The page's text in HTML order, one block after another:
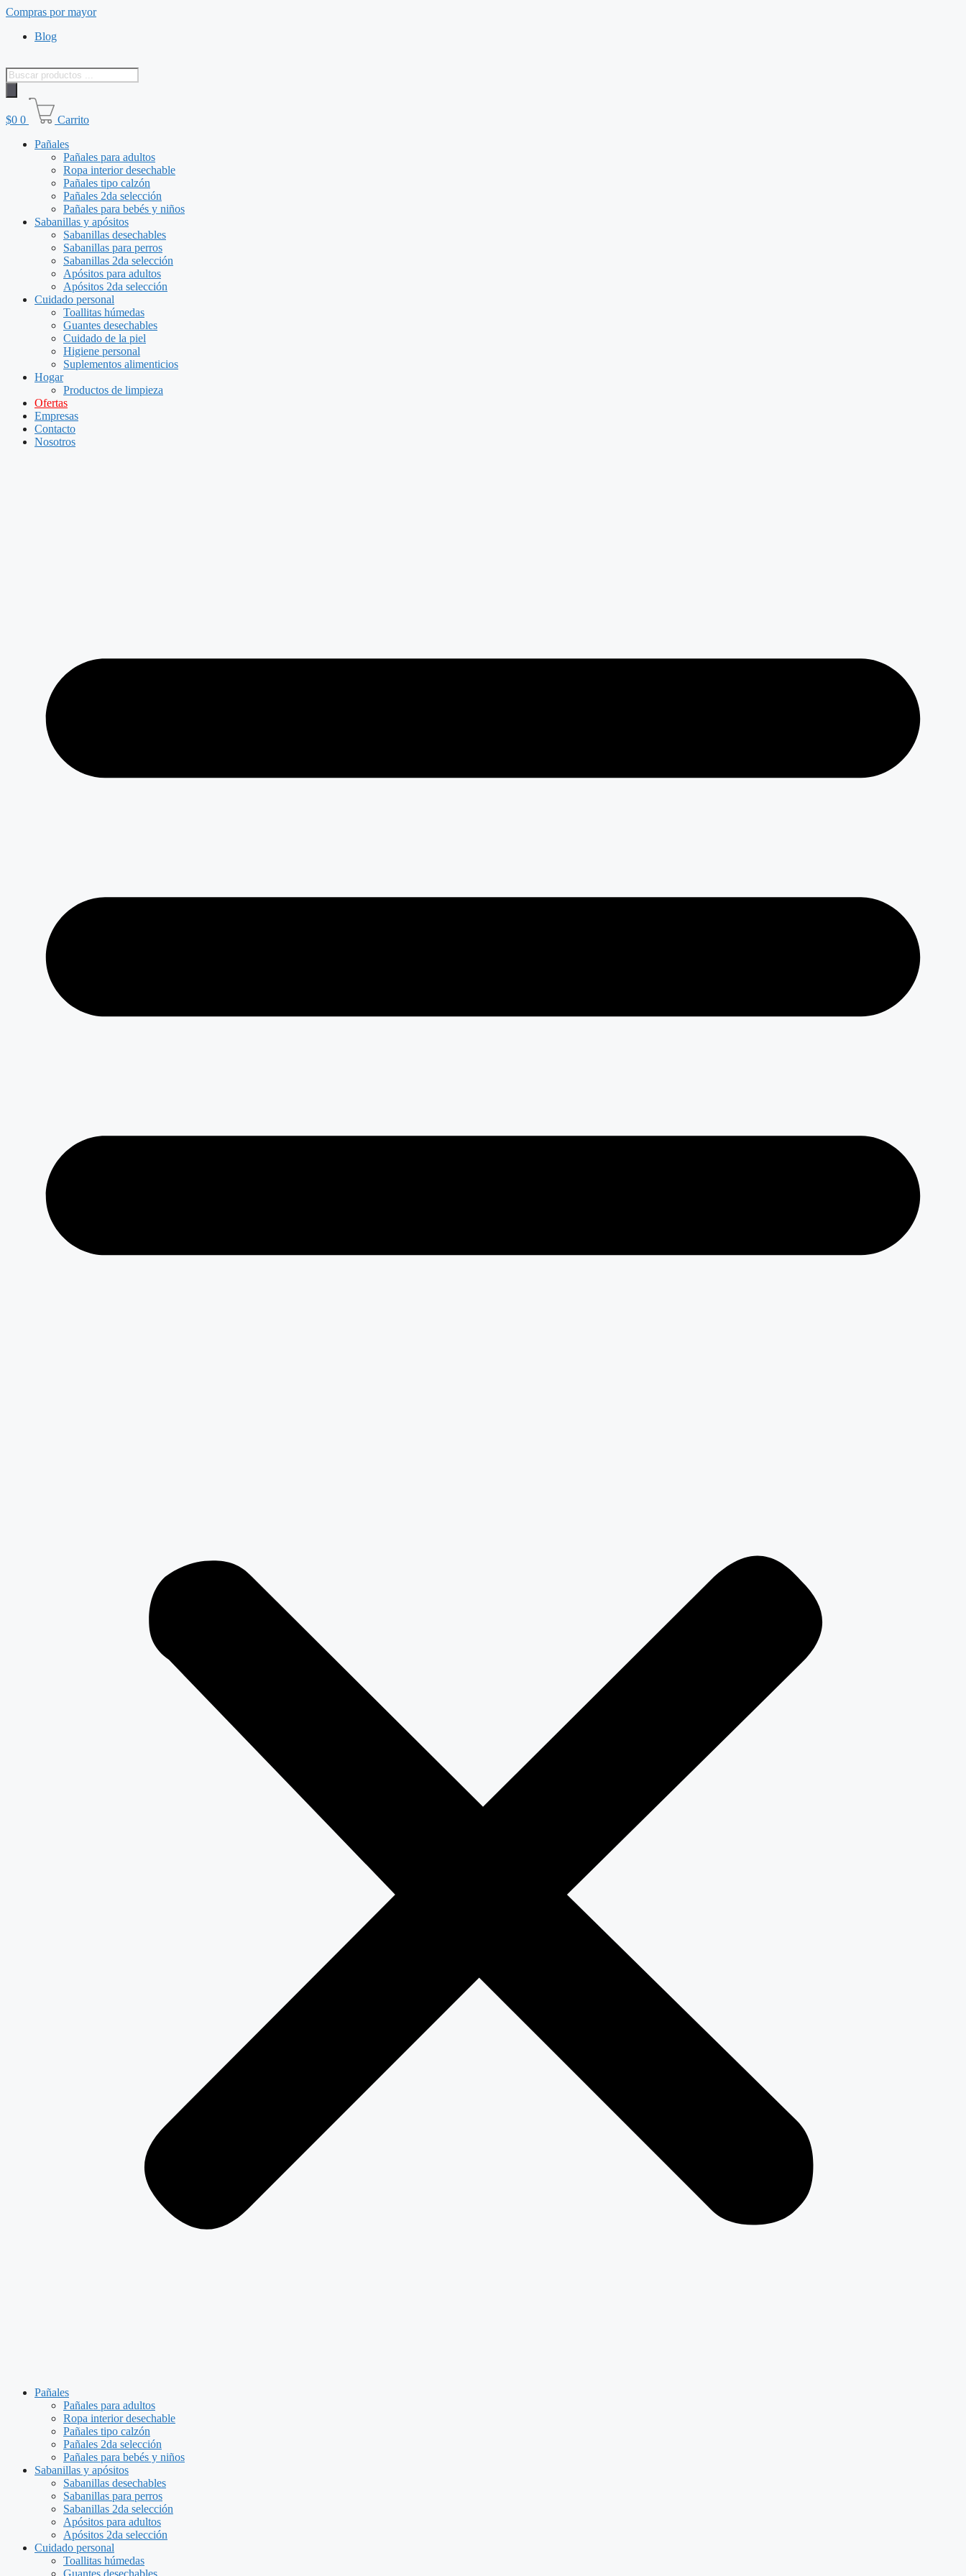
Saltar
contenido
Compras por mayor
Blog
Búsqueda
de
productos
$0 0
Carrito
Pañales
Pañales para adultos
Ropa interior desechable
Pañales tipo calzón
Pañales 2da selección
Pañales para bebés y niños
Sabanillas y apósitos
Sabanillas desechables
Sabanillas para perros
Sabanillas 2da selección
Apósitos para adultos
Apósitos 2da selección
Cuidado personal
Toallitas húmedas
Guantes desechables
Cuidado de la piel
Higiene personal
Suplementos alimenticios
Hogar
Productos de limpieza
Ofertas
Empresas
Contacto
Nosotros
Pañales
Pañales para adultos
Ropa interior desechable
Pañales tipo calzón
Pañales 2da selección
Pañales para bebés y niños
Sabanillas y apósitos
Sabanillas desechables
Sabanillas para perros
Sabanillas 2da selección
Apósitos para adultos
Apósitos 2da selección
Cuidado personal
Toallitas húmedas
Guantes desechables